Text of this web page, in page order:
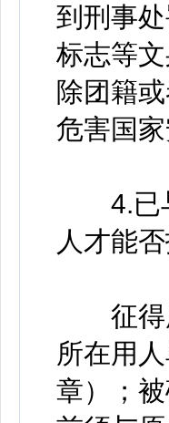
到刑事
标志等
除团籍
危害国
4.已与
人才能
征得所
所在用
章）；